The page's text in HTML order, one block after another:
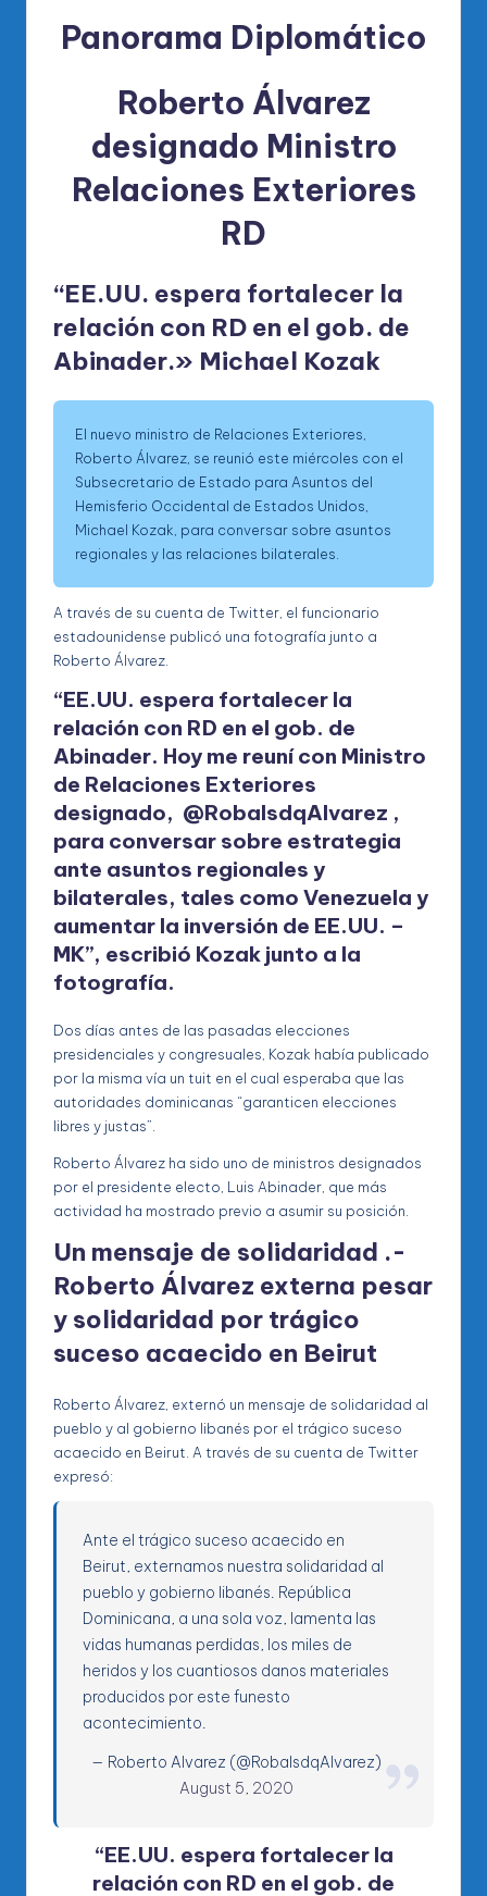
Panorama Diplomático
Roberto Álvarez
designado Ministro
Relaciones Exteriores
RD
“EE.UU. espera fortalecer la
relación con RD en el gob. de
Abinader.» Michael Kozak
El nuevo ministro de Relaciones Exteriores,
Roberto Álvarez, se reunió este miércoles con el
Subsecretario de Estado para Asuntos del
Hemisferio Occidental de Estados Unidos,
Michael Kozak, para conversar sobre asuntos
regionales y las relaciones bilaterales.
A través de su cuenta de Twitter, el funcionario
estadounidense publicó una fotografía junto a
Roberto Álvarez.
“EE.UU. espera fortalecer la
relación con RD en el gob. de
Abinader. Hoy me reuní con Ministro
de Relaciones Exteriores
designado, @RobalsdqAlvarez ,
para conversar sobre estrategia
ante asuntos regionales y
bilaterales, tales como Venezuela y
aumentar la inversión de EE.UU. –
MK”, escribió Kozak junto a la
fotografía.
Dos días antes de las pasadas elecciones
presidenciales y congresuales, Kozak había publicado
por la misma vía un tuit en el cual esperaba que las
autoridades dominicanas “garanticen elecciones
libres y justas”.
Roberto Álvarez ha sido uno de ministros designados
por el presidente electo, Luis Abinader, que más
actividad ha mostrado previo a asumir su posición.
Un mensaje de solidaridad .-
Roberto Álvarez externa pesar
y solidaridad por trágico
suceso acaecido en Beirut
Roberto Álvarez, externó un mensaje de solidaridad al
pueblo y al gobierno libanés por el trágico suceso
acaecido en Beirut. A través de su cuenta de Twitter
expresó:
Ante el trágico suceso acaecido en
Beirut, externamos nuestra solidaridad al
pueblo y gobierno libanés. República
Dominicana, a una sola voz, lamenta las
vidas humanas perdidas, los miles de
heridos y los cuantiosos danos materiales
producidos por este funesto
acontecimiento.
— Roberto Alvarez (@RobalsdqAlvarez)
August 5, 2020
“EE.UU. espera fortalecer la
relación con RD en el gob. de